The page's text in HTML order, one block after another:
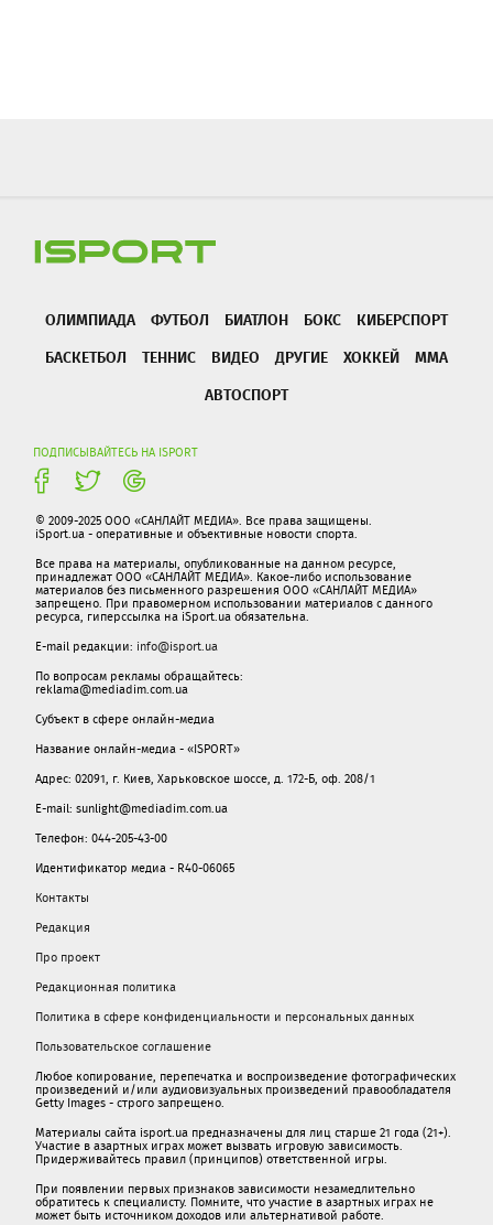
ОЛИМПИАДА ФУТБОЛ БИАТЛОН БОКС
КИБЕРСПОРТ
БАСКЕТБОЛ
ТЕННИС ВИДЕО ДРУГИЕ ХОККЕЙ
ММА
АВТОСПОРТ
ПОДПИСЫВАЙТЕСЬ НА ISPORT
© 2009-2025 ООО «САНЛАЙТ МЕДИА». Все права защищены.
iSport.ua - оперативные и объективные новости спорта.
Все права на материалы, опубликованные на данном ресурсе,
принадлежат ООО «САНЛАЙТ МЕДИА». Какое-либо использование
материалов без письменного разрешения ООО «САНЛАЙТ МЕДИА»
запрещено. При правомерном использовании материалов с данного
ресурса, гиперссылка на iSport.ua обязательна.
E-mail редакции: info@isport.ua
По вопросам рекламы обращайтесь:
reklama@mediadim.com.ua
Субъект в сфере онлайн-медиа
Название онлайн-медиа - «ISPORT»
Адрес: 02091, г. Киев, Харьковское шоссе, д. 172-Б, оф. 208/1
E-mail: sunlight@mediadim.com.ua
Телефон: 044-205-43-00
Идентификатор медиа - R40-06065
Контакты
Редакция
Про проект
Редакционная политика
Политика в сфере конфиденциальности и персональных данных
Пользовательское соглашение
Любое копирование, перепечатка и воспроизведение фотографических
произведений и/или аудиовизуальных произведений правообладателя
Getty Images - строго запрещено.
Материалы сайта isport.ua предназначены для лиц старше 21 года (21+).
Участие в азартных играх может вызвать игровую зависимость.
Придерживайтесь правил (принципов) ответственной игры.
При появлении первых признаков зависимости незамедлительно
обратитесь к специалисту. Помните, что участие в азартных играх не
может быть источником доходов или альтернативой работе.